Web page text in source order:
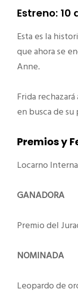
Estreno: 10
Esta es la
que ahora se
Anne.
Frida
en busca de
Premios y
Locarno
GANADORA
Premio del
NOMINADA
Leopardo de